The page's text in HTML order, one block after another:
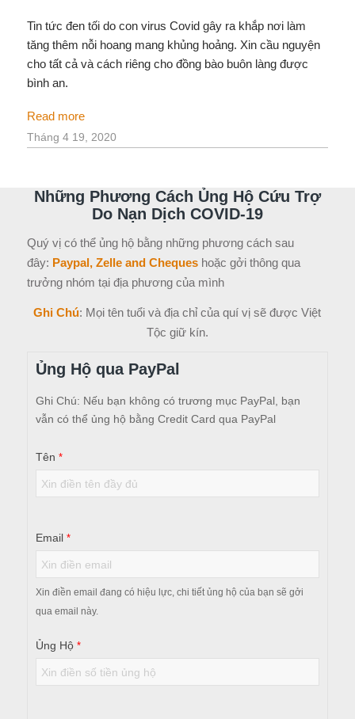
Tin tức đen tối do con virus Covid gây ra khắp nơi làm
tăng thêm nỗi hoang mang khủng hoảng. Xin cầu nguyện
cho tất cả và cách riêng cho đồng bào buôn làng được
bình an.
Read more
Tháng 4 19, 2020
Những Phương Cách Ủng Hộ Cứu Trợ
Do Nạn Dịch COVID-19
Quý vị có thể ủng hộ bằng những phương cách sau
đây: Paypal, Zelle and Chequeshoặc gởi thông qua
trưởng nhóm tại địa phương của mình
Ghi Chú: Mọi tên tuổi và địa chỉ của quí vị sẽ được Việt
Tộc giữ kín.
Ủng Hộ qua PayPal
Hỗ
Trợ
Biệt
19
Ghi Chú: Nếu bạn không có trương mục PayPal, bạn
vẫn có thể ủng hộ bằng Credit Card qua PayPal
Tên *
Email *
Xin điền email đang có hiệu lực, chi tiết ủng hộ của bạn sẽ gởi
qua email này.
Ủng Hộ *